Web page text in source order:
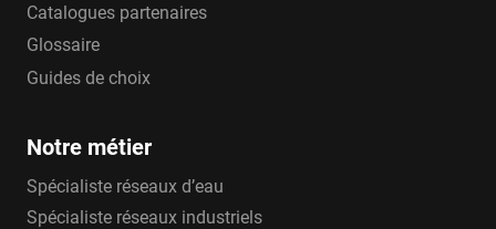
Catalogues partenaires
Glossaire
Guides de choix
Notre métier
Spécialiste réseaux d’eau
Spécialiste réseaux industriels